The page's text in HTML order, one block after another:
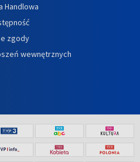
Handlowa
zgody
wewnętrznych